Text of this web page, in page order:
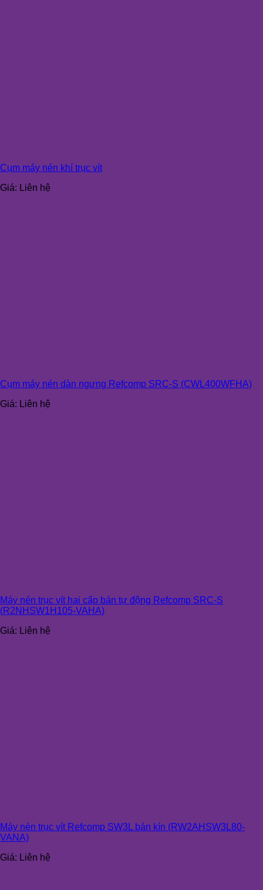
Cụm máy nén khí trục vít
Giá: Liên hệ
Cụm máy nén dàn ngưng Refcomp SRC-S (CWL400WFHA)
Giá: Liên hệ
Máy nén trục vít hai cấp bán tự động Refcomp SRC-S
(R2NHSW1H105-VAHA)
Giá: Liên hệ
Máy nén trục vít Refcomp SW3L bán kín (RW2AHSW3L80-
VANA)
Giá: Liên hệ